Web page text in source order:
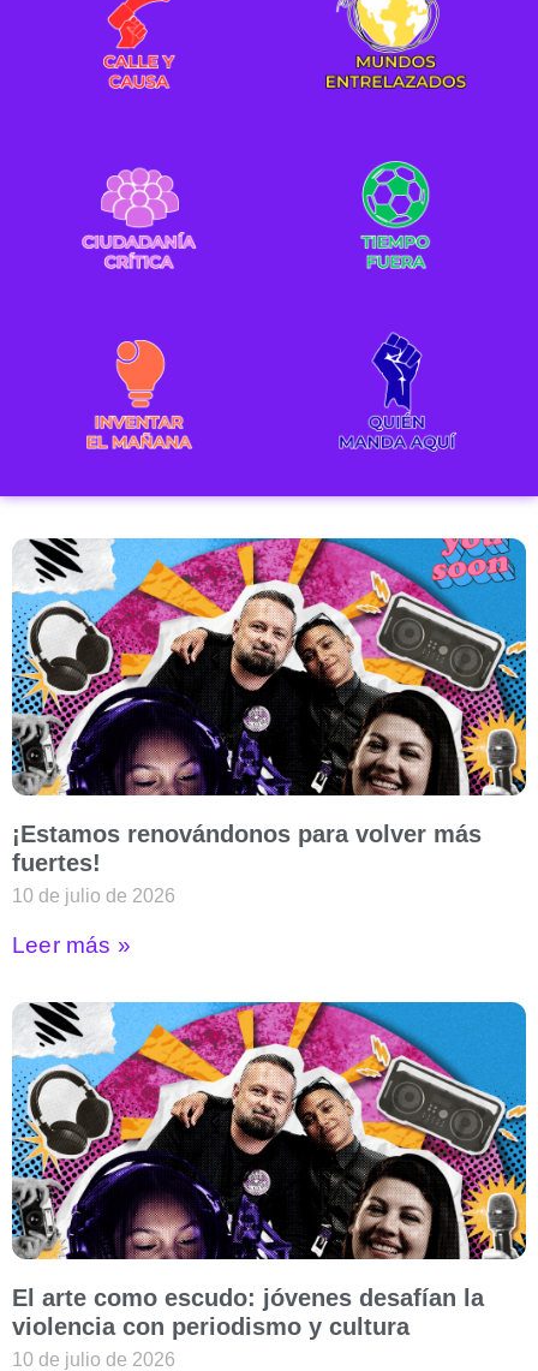
¡Estamos renovándonos para volver más
fuertes!
10 de julio de 2026
Leer más »
El arte como escudo: jóvenes desafían la
violencia con periodismo y cultura
10 de julio de 2026